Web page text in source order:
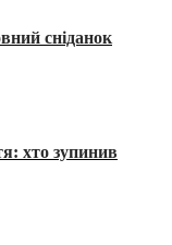
сніданок
хто зупинив